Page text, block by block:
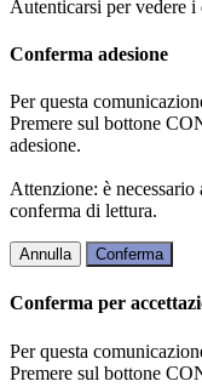
Autenticarsi per vedere
Conferma adesione
Per questa
Premere sul bottone
adesione.
Attenzione: è necessario
conferma di lettura.
Annulla Conferma
Conferma per
Per questa
Premere sul bottone